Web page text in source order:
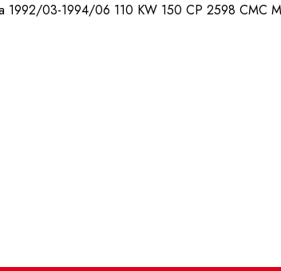
1992/03-1994/06 110 KW 150 CP 2598 CMC